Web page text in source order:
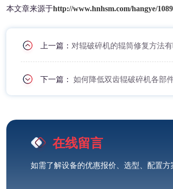
本文章来源于http://www.hnhsm.com/hangye/
上一篇： 对辊破碎机的辊筒修复方法
下一篇：如何降低双齿辊破碎机各部
在线留言
如需了解设备的优惠报价、选型、配置方